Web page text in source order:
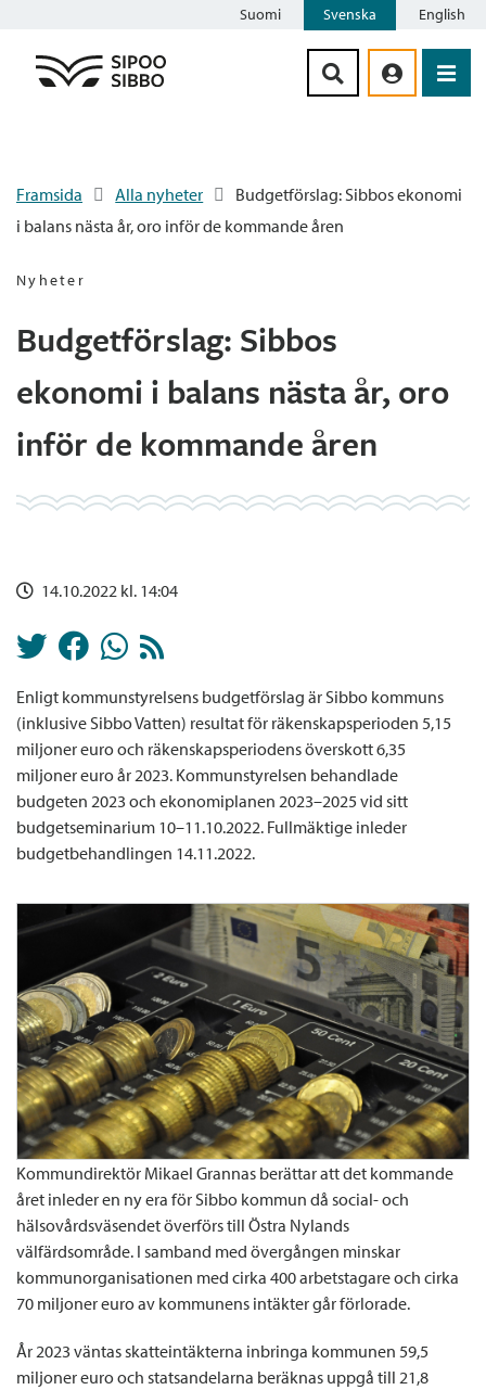
Suomi Svenska English
Framsida Alla nyheter
Budgetförslag: Sibbos ekonomi
i balans nästa år, oro inför de kommande åren
Nyheter
Budgetförslag: Sibbos
ekonomi i balans nästa år, oro
inför de kommande åren
14.10.2022 kl. 14:04
Enligt kommunstyrelsens budgetförslag är Sibbo kommuns
(inklusive Sibbo Vatten) resultat för räkenskapsperioden 5,15
miljoner euro och räkenskapsperiodens överskott 6,35
miljoner euro år 2023. Kommunstyrelsen behandlade
budgeten 2023 och ekonomiplanen 2023–2025 vid sitt
budgetseminarium 10–11.10.2022. Fullmäktige inleder
budgetbehandlingen 14.11.2022.
Kommundirektör Mikael Grannas berättar att det kommande
året inleder en ny era för Sibbo kommun då social- och
hälsovårdsväsendet överförs till Östra Nylands
välfärdsområde. I samband med övergången minskar
kommunorganisationen med cirka 400 arbetstagare och cirka
70 miljoner euro av kommunens intäkter går förlorade.
År 2023 väntas skatteintäkterna inbringa kommunen 59,5
miljoner euro och statsandelarna beräknas uppgå till 21,8